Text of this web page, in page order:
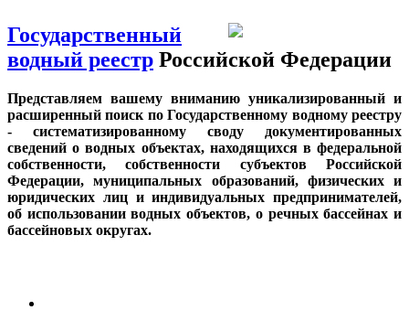
Государственный
водный реестр Российской Федерации
Представляем вашему вниманию уникализированный и
расширенный поиск по Государственному водному реестру
- систематизированному своду документированных
сведений о водных объектах, находящихся в федеральной
собственности, собственности субъектов Российской
Федерации, муниципальных образований, физических и
юридических лиц и индивидуальных предпринимателей,
об использовании водных объектов, о речных бассейнах и
бассейновых округах.